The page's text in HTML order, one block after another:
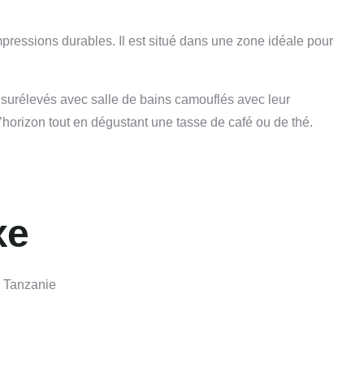
durables. Il est situé dans une zone idéale pour
avec salle de bains camouflés avec leur
tout en dégustant une tasse de café ou de thé.